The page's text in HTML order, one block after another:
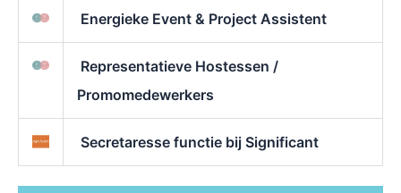
Energieke Event & Project Assistent
Representatieve Hostessen /
Promomedewerkers
Secretaresse functie bij Significant